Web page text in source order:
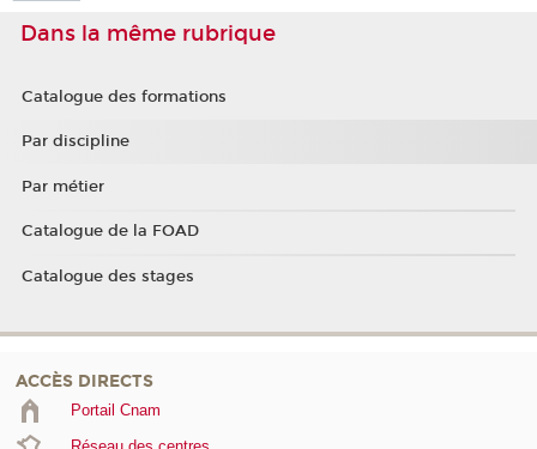
Dans la même rubrique
Catalogue des formations
Par discipline
Par métier
Catalogue de la FOAD
Catalogue des stages
ACCÈS DIRECTS
Portail Cnam